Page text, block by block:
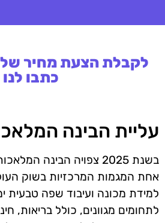
לקבלת הצעת מחיר
כתבו לנו
עליית הבינה
בשנת 2025 צפויה הבינה
אחת המגמות המרכזיות בשוק
למידת מכונה ועיבוד שפה טבעית
לתחומים מגוונים, כולל בריאות,